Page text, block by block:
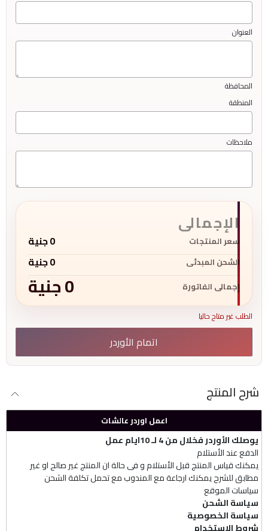
العنوان
المحافظة
المنطقة
ملاحظات
الإجمالى
سعر المنتجات 0جنية
الشحن المبدئى 0جنية
إجمالى الفاتورة 0جنية
الطلب غير متاح حاليا
اتمام الأوردر
شرح المنتج
اعمل اوردر عالشات
يوصلك الأوردر فخلال من 4 لـ 10ايام عمل
الدفع عند الأستلام
يمكنك قياس المنتج قبل الأستلام و فى حالة ان المنتج غير صالح او غير
مطابق للشرح يمكنك ارجاعة مع المندوب مع تحمل تكلفة الشحن
سياسات الموقع
سياسة الشحن
سياسة الخصوصية